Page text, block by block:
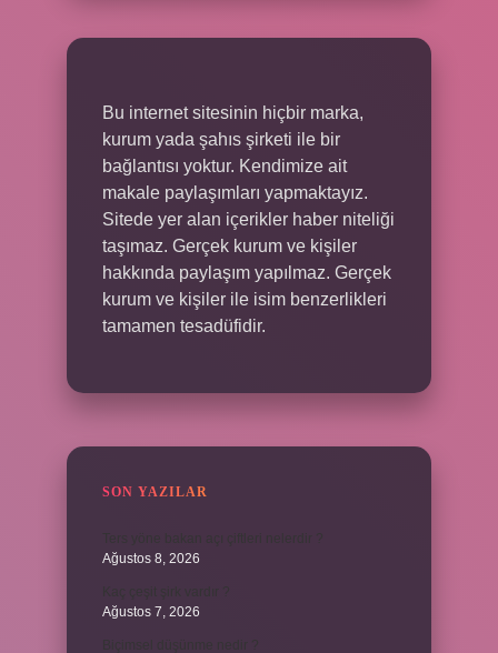
Bu internet sitesinin hiçbir marka,
kurum yada şahıs şirketi ile bir
bağlantısı yoktur. Kendimize ait
makale paylaşımları yapmaktayız.
Sitede yer alan içerikler haber niteliği
taşımaz. Gerçek kurum ve kişiler
hakkında paylaşım yapılmaz. Gerçek
kurum ve kişiler ile isim benzerlikleri
tamamen tesadüfidir.
SON YAZILAR
Ağustos 8, 2026
Ağustos 7, 2026